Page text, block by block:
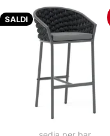
SALDI